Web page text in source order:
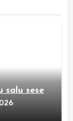
salu sese